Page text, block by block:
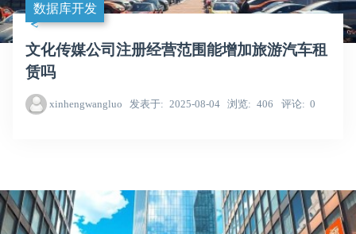
数据库开发
文化传媒公司注册经营范围能增加旅游汽车租
赁吗
xinhengwangluo 发表于 2025-08-04 浏览 406 评论 0